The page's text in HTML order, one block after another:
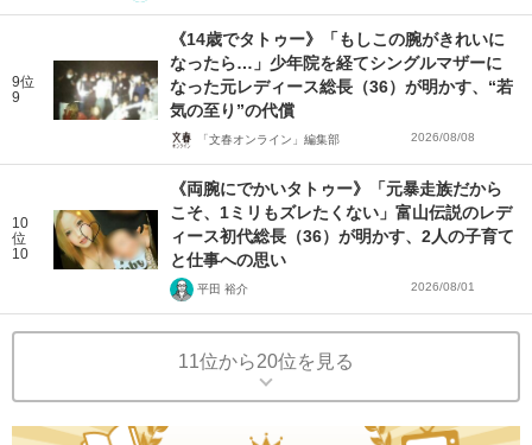
9位
9
《14歳でタトゥー》「もしこの腕がきれいに
なったら…」少年院を経てシングルマザーに
なった元レディース総長（36）が明かす、“若
気の至り”の代償
「文春オンライン」編集部 2026/08/08
10
位
10
《両腕にでかいタトゥー》「元暴走族だから
こそ、1ミリもズレたくない」富山伝説のレデ
ィース初代総長（36）が明かす、2人の子育て
と仕事への思い
平田 裕介 2026/08/01
11位から20位を見る